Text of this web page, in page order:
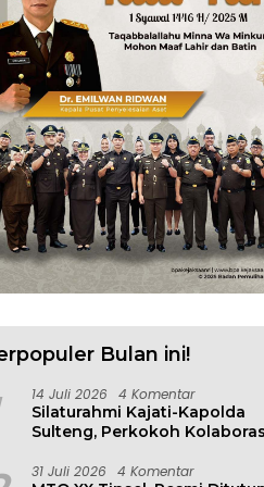
Bulan ini!
14 Juli 2026 4 Komentar
Silaturahmi Kajati-Kapolda
Sulteng, Perkokoh
31 Juli 2026 4 Komentar